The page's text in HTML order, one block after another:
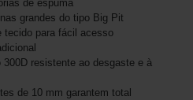
de espuma
grandes do tipo Big Pit
tecido para fácil acesso
resistente ao desgaste e à
de 10 mm garantem total